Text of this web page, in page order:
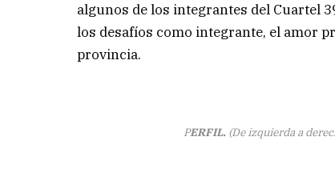
algunos de los integrantes del Cuartel
los desafíos como integrante, el amor
provincia.
PERFIL. (De izquierda a